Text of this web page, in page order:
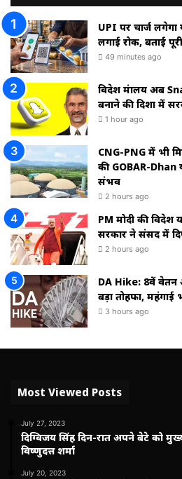
UPI पर चार्ज लगेगा
लगाई रोक, बताई
49 minutes ago
विदेश मंत्रालय अब
बनाने की दिशा में
1 hour ago
CNG-PNG में भी
की GOBAR-Dhan
संभव
2 hours ago
PM मोदी की विदेश
सरकार ने संसद में
2 hours ago
DA Hike: 8वें वेतन
बड़ा तोहफा, महंगाई
3 hours ago
Most Viewed Posts
July 27, 2023
दिग्विजय सिंह दिन-रात अपने बेटे को
विष्णुदत्त शर्मा
July 20, 2023